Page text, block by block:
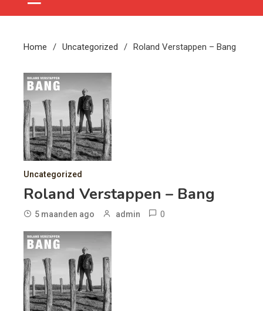
Home Uncategorized Roland Verstappen – Bang
Uncategorized
Roland Verstappen – Bang
5 maanden ago admin 0